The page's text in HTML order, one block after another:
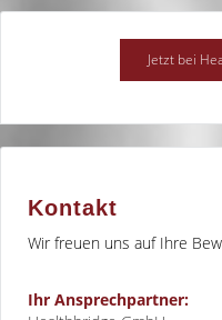
Kontakt
Wir freuen uns auf Ihre
Ihr Ansprechpartner: